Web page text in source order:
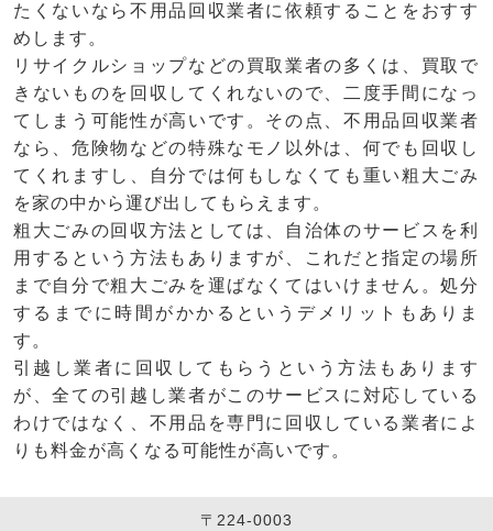
たくないなら不用品回収業者に依頼することをおすす
めします。
リサイクルショップなどの買取業者の多くは、買取で
きないものを回収してくれないので、二度手間になっ
てしまう可能性が高いです。その点、不用品回収業者
なら、危険物などの特殊なモノ以外は、何でも回収し
てくれますし、自分では何もしなくても重い粗大ごみ
を家の中から運び出してもらえます。
粗大ごみの回収方法としては、自治体のサービスを利
用するという方法もありますが、これだと指定の場所
まで自分で粗大ごみを運ばなくてはいけません。処分
するまでに時間がかかるというデメリットもありま
す。
引越し業者に回収してもらうという方法もあります
が、全ての引越し業者がこのサービスに対応している
わけではなく、不用品を専門に回収している業者によ
りも料金が高くなる可能性が高いです。
〒224-0003